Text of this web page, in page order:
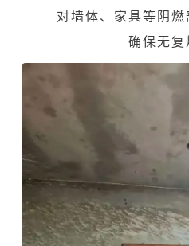
对墙体、家具等阴
确保无复